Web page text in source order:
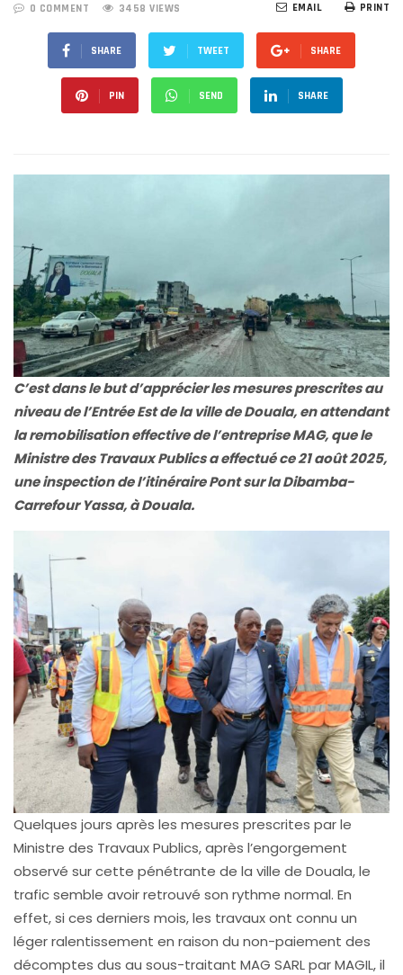
0 COMMENT 3458 VIEWS PRINT
EMAIL
SHARE TWEET SHARE
PIN SEND SHARE
C’est dans le but d’apprécier les mesures prescrites au
niveau de l’Entrée Est de la ville de Douala, en attendant
la remobilisation effective de l’entreprise MAG, que le
Ministre des Travaux Publics a effectué ce 21 août 2025,
une inspection de l’itinéraire Pont sur la Dibamba-
Carrefour Yassa, à Douala.
Quelques jours après les mesures prescrites par le
Ministre des Travaux Publics, après l’engorgement
observé sur cette pénétrante de la ville de Douala, le
trafic semble avoir retrouvé son rythme normal. En
effet, si ces derniers mois, les travaux ont connu un
léger ralentissement en raison du non-paiement des
décomptes dus au sous-traitant MAG SARL par MAGIL, il